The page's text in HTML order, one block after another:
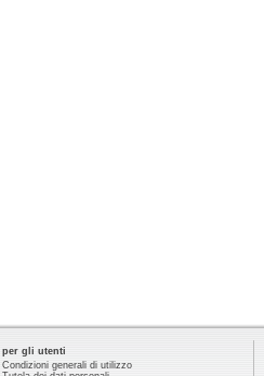
per gli utenti
Condizioni generali di utilizzo